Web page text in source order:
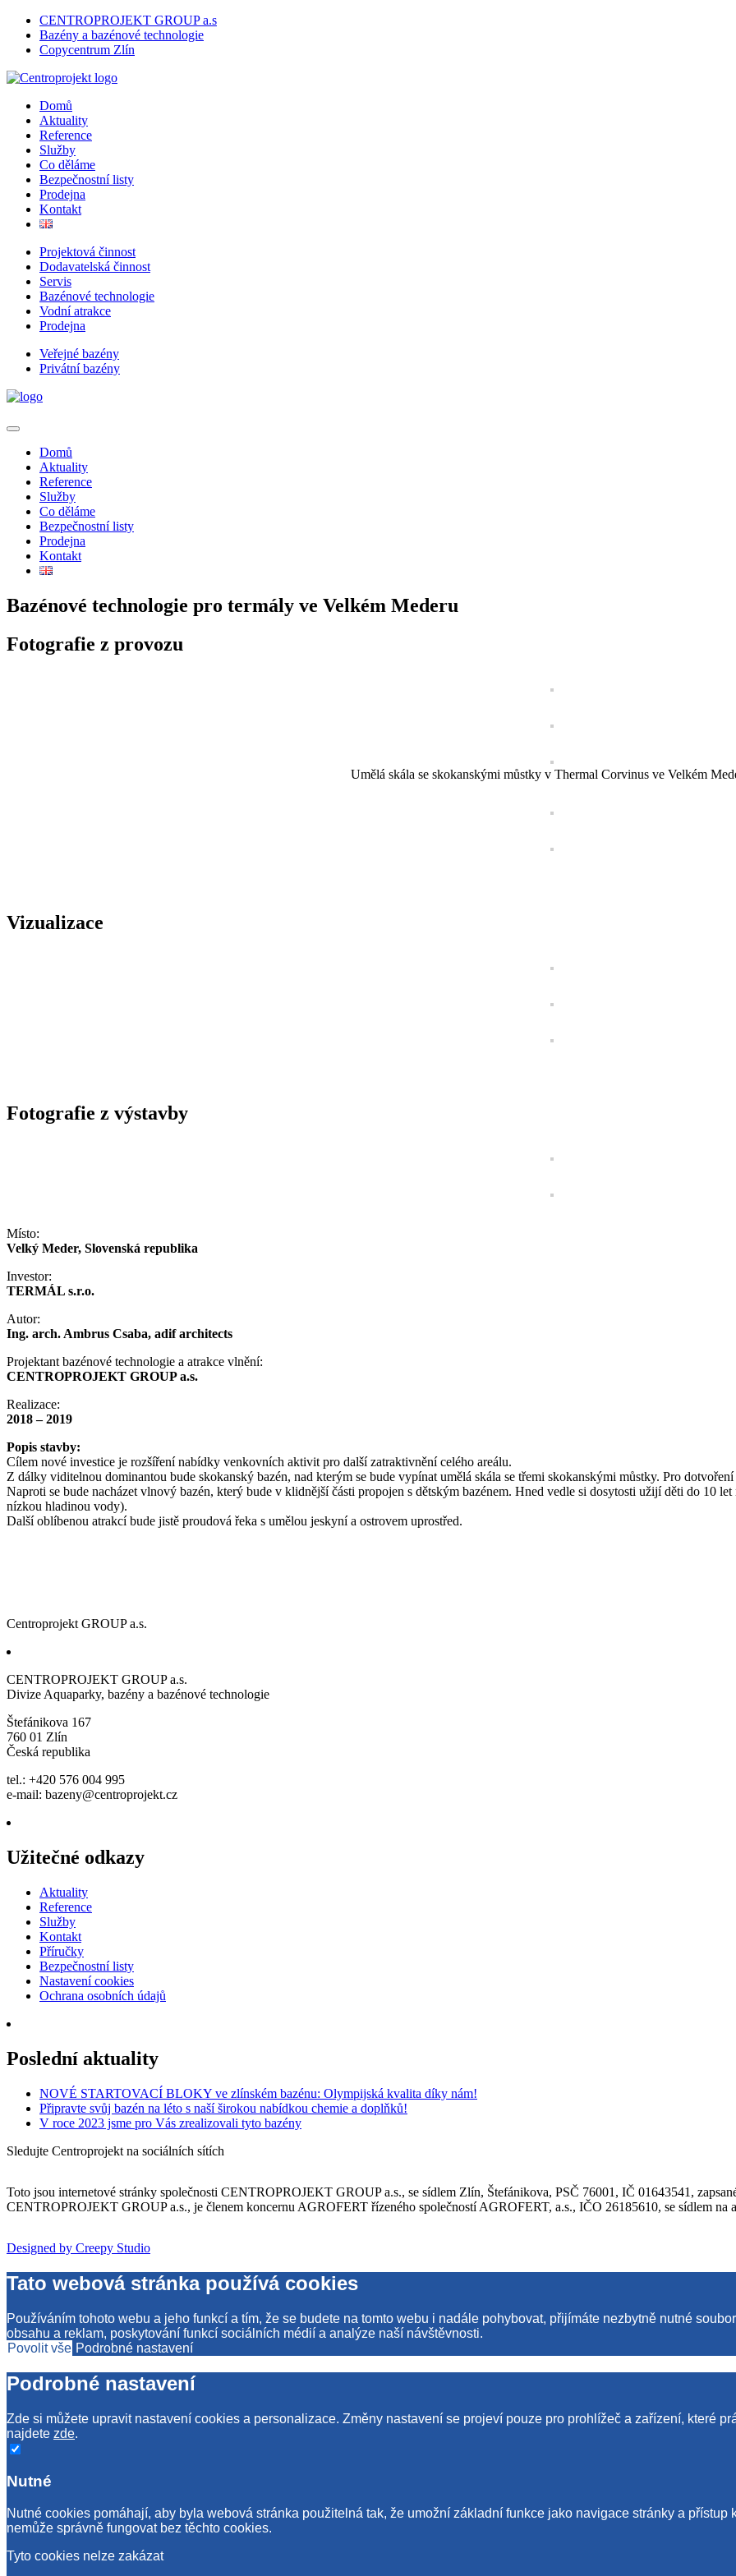
CENTROPROJEKT GROUP a.s
Bazény a bazénové technologie
Copycentrum Zlín
Domů
Aktuality
Reference
Služby
Co děláme
Bezpečnostní listy
Prodejna
Kontakt
Projektová činnost
Dodavatelská činnost
Servis
Bazénové technologie
Vodní atrakce
Prodejna
Veřejné bazény
Privátní bazény
Domů
Aktuality
Reference
Služby
Co děláme
Bezpečnostní listy
Prodejna
Kontakt
Bazénové technologie pro termály ve Velkém Mederu
Fotografie z provozu
Umělá skála se skokanskými můstky v Thermal Corvinus ve Velkém
Vizualizace
Fotografie z výstavby
Místo:
Velký Meder, Slovenská republika
Investor:
TERMÁL s.r.o.
Autor:
Ing. arch. Ambrus Csaba, adif architects
Projektant bazénové technologie a atrakce vlnění:
CENTROPROJEKT GROUP a.s.
Realizace:
2018 – 2019
Popis stavby:
Cílem nové investice je rozšíření nabídky venkovních aktivit pro další zatraktivnění celého areálu.
Z dálky viditelnou dominantou bude skokanský bazén, nad kterým se bude vypínat umělá skála se třemi skokanskými můstky. Pro
Naproti se bude nacházet vlnový bazén, který bude v klidnější části propojen s dětským bazénem. Hned vedle si dosytosti užijí děti do 10
nízkou hladinou vody).
Další oblíbenou atrakcí bude jistě proudová řeka s umělou jeskyní a ostrovem uprostřed.
Centroprojekt GROUP a.s.
CENTROPROJEKT GROUP a.s.
Divize Aquaparky, bazény a bazénové technologie
Štefánikova 167
760 01 Zlín
Česká republika
tel.: +420 576 004 995
e-mail: bazeny@centroprojekt.cz
Užitečné odkazy
Aktuality
Reference
Služby
Kontakt
Příručky
Bezpečnostní listy
Nastavení cookies
Ochrana osobních údajů
Poslední aktuality
NOVÉ STARTOVACÍ BLOKY ve zlínském bazénu: Olympijská kvalita díky nám!
Připravte svůj bazén na léto s naší širokou nabídkou chemie a doplňků!
V roce 2023 jsme pro Vás zrealizovali tyto bazény
Sledujte Centroprojekt na sociálních sítích
Toto jsou internetové stránky společnosti CENTROPROJEKT GROUP a.s., se sídlem Zlín, Štefánikova, PSČ 76001, IČ 01643541,
CENTROPROJEKT GROUP a.s., je členem koncernu AGROFERT řízeného společností AGROFERT, a.s., IČO 26185610, se sídlem na
Designed by Creepy Studio
Tato webová stránka používá cookies
Používáním tohoto webu a jeho funkcí a tím, že se budete na tomto webu i nadále pohybovat, přijímáte nezbytně nutné
obsahu a reklam, poskytování funkcí sociálních médií a analýze naší návštěvnosti.
Povolit vše Podrobné nastavení
Podrobné nastavení
Zde si můžete upravit nastavení cookies a personalizace. Změny nastavení se projeví pouze pro prohlížeč a zařízení, které
najdete zde.
Nutné
Nutné cookies pomáhají, aby byla webová stránka použitelná tak, že umožní základní funkce jako navigace stránky a
nemůže správně fungovat bez těchto cookies.
Tyto cookies nelze zakázat